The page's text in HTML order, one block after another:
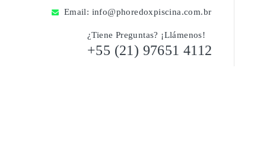
Email: info@phoredoxpiscina.com.br
¿Tiene Preguntas? ¡Llámenos!
+55 (21) 97651 4112